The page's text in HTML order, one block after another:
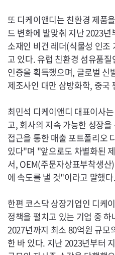
또 디케이앤디는 친환경 제품
드 변화에 발맞춰 지난 2023
소재인 비건 레더(식물성 인
고 있다. 유럽 친환경 섬유품
인증을 획득했으며, 글로벌 신
제조사인 대만 삼방화학, 중국
최민석 디케이앤디 대표이사
고, 회사의 지속 가능한 성장
접근을 통한 매출 포트폴리오
있다"며 "앞으로도 차별화된
서, OEM(주문자상표부착생산
에 속도를 낼 것"이라고 말했다.
한편 코스닥 상장기업인 디케
정책을 펼치고 있는 기업 중
2027년까지 최소 80억원 규모
한 바 있다. 지난 2023년부터